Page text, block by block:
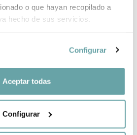
o que hayan recopilado a
hecho de sus servicios.
Configurar
Aceptar todas
Configurar